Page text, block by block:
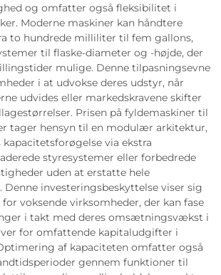
og omfatter også fleksibilitet i
Moderne maskiner kan håndtere
to hundrede milliliter til fem gallons,
til flaske-diameter og -højde, der
mulige. Denne tilpasningsevne
i at udvokse deres udstyr, når
udvides eller markedskravene skifter
Prisen på fyldemaskiner til
tager hensyn til en modulær arkitektur,
via ekstra
styresystemer eller forbedrede
uden at erstatte hele
investeringsbeskyttelse viser sig
voksende virksomheder, der kan fase
i takt med deres omsætningsvækst i
for omfattende kapitaludgifter i
af kapaciteten omfatter også
gennem funktioner til